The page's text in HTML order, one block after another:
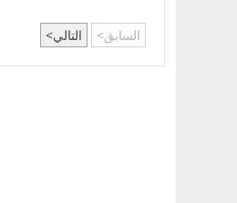
السابق التالي